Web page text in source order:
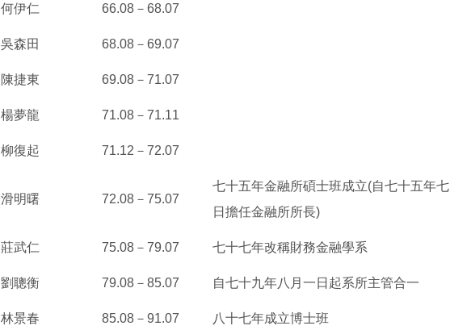
何伊仁 66.08－68.07
吳森田 68.08－69.07
陳捷東 69.08－71.07
楊夢龍 71.08－71.11
柳復起 71.12 －72.07
滑明曙 72.08－75.07
七十五年金融所碩士班成立(自七十五年
日擔任金融所所長)
莊武仁 75.08－79.07 七十七年改稱財務金融學系
劉聰衡 79.08－85.07 自七十九年八月一日起系所主管合一
林景春 85.08－91.07 八十七年成立博士班